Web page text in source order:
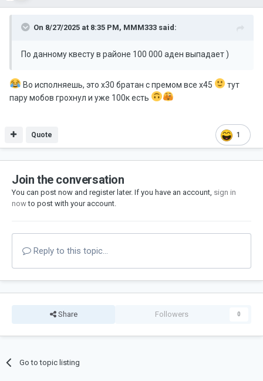
On 8/27/2025 at 8:35 PM, MMM333 said:
По данному квесту в районе 100 000 аден выпадает )
Во исполняешь, это х30 братан с премом все х45
тут
пару мобов грохнул и уже 100к есть
1
Quote
Join the conversation
You can post now and register later. If you have an account, sign in
nowto post with your account.
Reply to this topic...
Share Followers 0
Go to topic listing